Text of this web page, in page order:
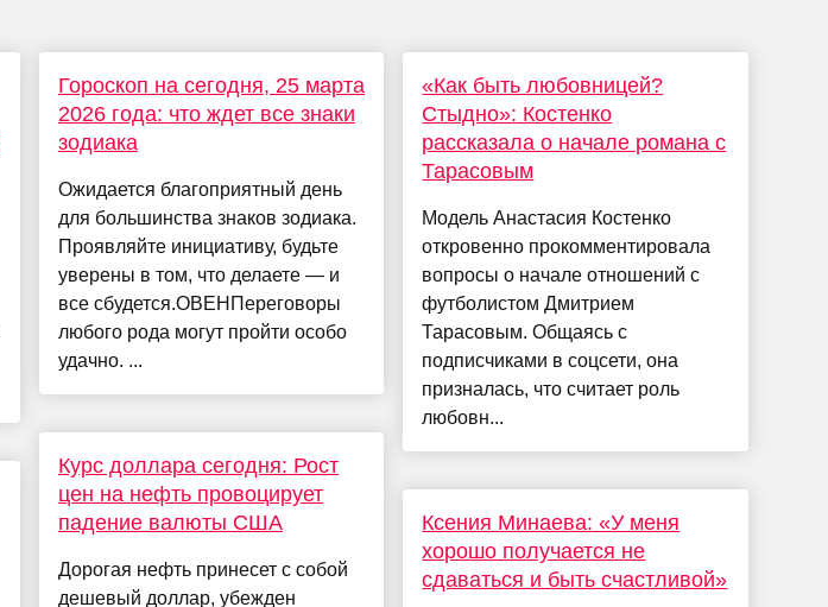
Гороскоп на сегодня, 25 марта
2026 года: что ждет все знаки
зодиака
Ожидается благоприятный день
для большинства знаков зодиака.
Проявляйте инициативу, будьте
уверены в том, что делаете — и
все сбудется.ОВЕНПереговоры
любого рода могут пройти особо
удачно. ...
Курс доллара сегодня: Рост
цен на нефть провоцирует
падение валюты США
Дорогая нефть принесет с собой
дешевый доллар, убежден
«Как быть любовницей?
Стыдно»: Костенко
рассказала о начале романа с
Тарасовым
Модель Анастасия Костенко
откровенно прокомментировала
вопросы о начале отношений с
футболистом Дмитрием
Тарасовым. Общаясь с
подписчиками в соцсети, она
призналась, что считает роль
любовн...
Ксения Минаева: «У меня
хорошо получается не
сдаваться и быть счастливой»